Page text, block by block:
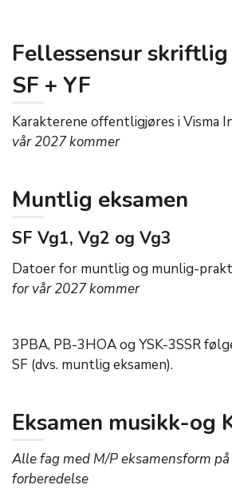
Fellessensur skriftlig
SF + YF
Karakterene offentligjøres i Visma
vår 2027 kommer
Muntlig eksamen
SF Vg1, Vg2 og Vg3
Datoer for muntlig og munlig-
for vår 2027 kommer
3PBA, PB-3HOA og YSK-3SSR
SF (dvs. muntlig eksamen).
Eksamen musikk-og
Alle fag med M/P eksamensform
forberedelse